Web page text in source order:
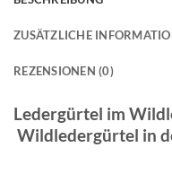
ZUSÄTZLICHE
REZENSIONEN (0)
Ledergürtel im
Wildledergürtel in